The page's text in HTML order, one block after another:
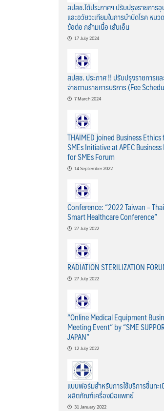
สปสช.ได้ประกาศฯ ปรับปรุงรายการ
และอวัยวะเทียมในการบำบัดโรค หม
ข้อต่อ กล้ามเนื้อ เส้นเอ็น
17 July 2024
สปสช. ประกาศ !! ปรับปรุงรายการแ
จ่ายตามรายการบริการ (Fee
7 March 2024
THAIMED joined Business Ethics
SMEs Initiative at APEC
for SMEs Forum
14 September 2022
Conference: “2022 Taiwan –
Smart Healthcare Conference”
27 July 2022
RADIATION STERILIZATION
27 July 2022
“Online Medical Equipment
Meeting Event” by “SME
JAPAN”
12 July 2022
แบบฟอร์มสำหรับการใช้บริการขึ้นทะ
ผลิตภัณฑ์เครื่องมือแพทย์
31 January 2022